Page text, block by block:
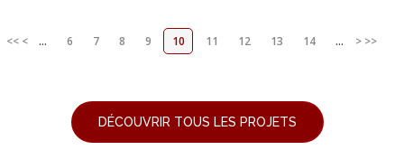
<< < ... 6 7 8 9 10 11 12 13 14 ... > >>
DÉCOUVRIR TOUS LES PROJETS